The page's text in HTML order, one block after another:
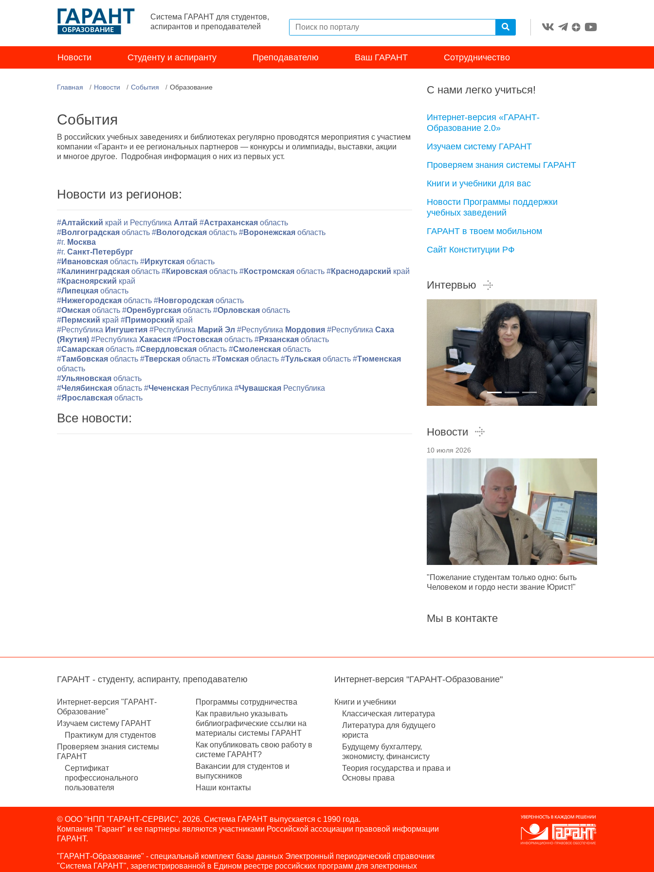
Система ГАРАНТ для студентов,
аспирантов и преподавателей
Новости Студенту и аспиранту Преподавателю Ваш ГАРАНТ Сотрудничество
Главная Новости События Образование
События
В российских учебных заведениях и библиотеках регулярно проводятся мероприятия с участием
компании «Гарант» и ее региональных партнеров — конкурсы и олимпиады, выставки, акции
и многое другое. Подробная информация о них из первых уст.
Новости из регионов:
#Алтайский край и Республика Алтай #Астраханская область
#Волгоградская область #Вологодская область #Воронежская область
#г. Москва
#г. Санкт-Петербург
#Ивановская область #Иркутская область
#Калининградская область #Кировская область #Костромская область #Краснодарский край
#Красноярский край
#Липецкая область
#Нижегородская область #Новгородская область
#Омская область #Оренбургская область #Орловская область
#Пермский край #Приморский край
#Республика Ингушетия #Республика Марий Эл #Республика Мордовия #Республика Саха
(Якутия) #Республика Хакасия #Ростовская область #Рязанская область
#Самарская область #Свердловская область #Смоленская область
#Тамбовская область #Тверская область #Томская область #Тульская область #Тюменская
область
#Ульяновская область
#Челябинская область #Чеченская Республика #Чувашская Республика
#Ярославская область
Все новости:
С нами легко учиться!
Интернет-версия «ГАРАНТ-
Образование 2.0»
Изучаем систему ГАРАНТ
Проверяем знания системы ГАРАНТ
Книги и учебники для вас
Новости Программы поддержки
учебных заведений
ГАРАНТ в твоем мобильном
Сайт Конституции РФ
Интервью
Новости
10 июля 2026
"Пожелание студентам только одно: быть
Человеком и гордо нести звание Юрист!"
Мы в контакте
ГАРАНТ - студенту, аспиранту, преподавателю
Интернет-версия "ГАРАНТ-
Образование"
Изучаем систему ГАРАНТ
Практикум для студентов
Проверяем знания системы
ГАРАНТ
Сертификат
профессионального
пользователя
Программы сотрудничества
Как правильно указывать
библиографические ссылки на
материалы системы ГАРАНТ
Как опубликовать свою работу в
системе ГАРАНТ?
Вакансии для студентов и
выпускников
Наши контакты
Интернет-версия "ГАРАНТ-Образование"
Книги и учебники
Классическая литература
Литература для будущего
юриста
Будущему бухгалтеру,
экономисту, финансисту
Теория государства и права и
Основы права
© ООО "НПП "ГАРАНТ-СЕРВИС", 2026. Система ГАРАНТ выпускается с 1990 года.
Компания "Гарант" и ее партнеры являются участниками Российской ассоциации правовой информации
ГАРАНТ.
"ГАРАНТ-Образование" - специальный комплект базы данных Электронный периодический справочник
"Система ГАРАНТ", зарегистрированной в Едином реестре российских программ для электронных